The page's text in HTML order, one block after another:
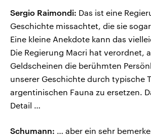
Sergio Raimondi: Das ist eine
Geschichte missachtet, die sie
Eine kleine Anekdote kann das
Die Regierung Macri hat verordnet,
Geldscheinen die berühmten
unserer Geschichte durch typische
argentinischen Fauna zu ersetzen.
Detail …
Schumann: … aber ein sehr